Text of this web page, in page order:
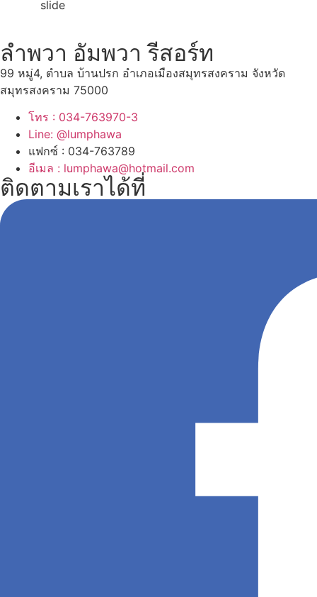
ลำพวา อัมพวา รีสอร์ท
99 หมู่4, ตำบล บ้านปรก อำเภอเมืองสมุทรสงคราม จังหวัด
สมุทรสงคราม 75000
โทร : 034-763970-3
Line: @lumphawa
แฟกซ์ : 034-763789
อีเมล : lumphawa@hotmail.com
ติดตามเราได้ที่